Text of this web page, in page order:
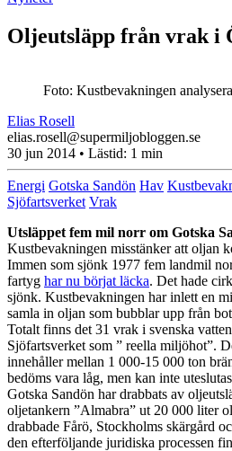
Oljeutsläpp från vrak i
Foto: Kustbevakningen
Elias Rosell
elias.rosell@supermiljobloggen.se
30 jun 2014 • Lästid: 1 min
Energi Gotska Sandön Hav
Sjöfartsverket Vrak
Utsläppet fem mil norr om Gotska
Kustbevakningen misstänker att oljan
Immen som sjönk 1977 fem landmil
fartyg har nu börjat läcka. Det hade
sjönk. Kustbevakningen har inlett en
samla in oljan som bubblar upp från
Totalt finns det 31 vrak i svenska
Sjöfartsverket som ” reella miljöhot”.
innehåller mellan 1 000-15 000 ton
bedöms vara låg, men kan inte
Gotska Sandön har drabbats av
oljetankern ”Almabra” ut 20 000 liter
drabbade Fårö, Stockholms skärgård
den efterföljande juridiska processen